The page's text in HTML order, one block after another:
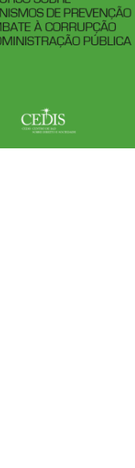
e Combate à
na
Pública